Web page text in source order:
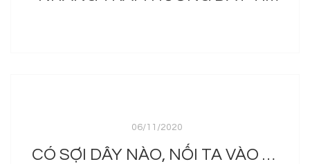
06/11/2020
CÓ SỢI DÂY NÀO, NỐI TA VÀO THẾ THÁI NHÂN GIAN?